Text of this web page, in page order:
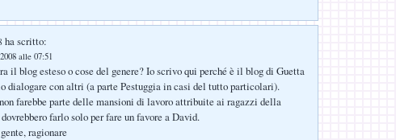
ha scritto:
alle 07:51
il blog esteso o cose del genere? Io scrivo qui perché è il blog di Guetta
dialogare con altri (a parte Pestuggia in casi del tutto particolari).
farebbe parte delle mansioni di lavoro attribuite ai ragazzi della
farlo solo per fare un favore a David.
ragionare